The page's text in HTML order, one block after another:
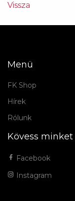
Vissza
Menü
FK Shop
Hírek
Rólunk
Kövess minket
Facebook
Instagram